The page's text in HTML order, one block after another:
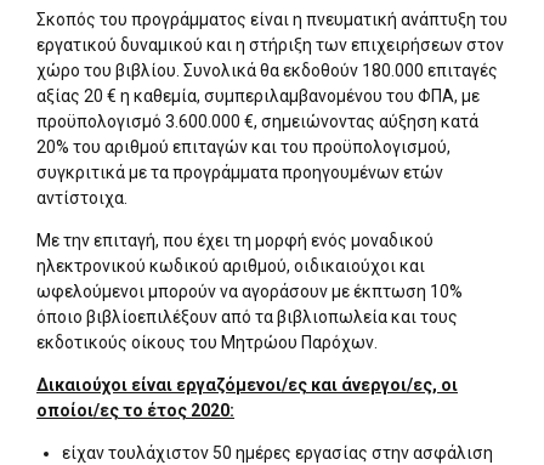
Σκοπός του προγράμματος είναι η πνευματική ανάπτυξη του
εργατικού δυναμικού και η στήριξη των επιχειρήσεων στον
χώρο του βιβλίου. Συνολικά θα εκδοθούν 180.000 επιταγές
αξίας 20 € η καθεμία, συμπεριλαμβανομένου του ΦΠΑ, με
προϋπολογισμό 3.600.000 €, σημειώνοντας αύξηση κατά
20% του αριθμού επιταγών και του προϋπολογισμού,
συγκριτικά με τα προγράμματα προηγουμένων ετών
αντίστοιχα.
Με την επιταγή, που έχει τη μορφή ενός μοναδικού
ηλεκτρονικού κωδικού αριθμού, οιδικαιούχοι και
ωφελούμενοι μπορούν να αγοράσουν με έκπτωση 10%
όποιο βιβλίοεπιλέξουν από τα βιβλιοπωλεία και τους
εκδοτικούς οίκους του Μητρώου Παρόχων.
Δικαιούχοι είναι εργαζόμενοι/ες και άνεργοι/ες, οι
οποίοι/ες το έτος 2020:
είχαν τουλάχιστον 50 ημέρες εργασίας στην ασφάλιση